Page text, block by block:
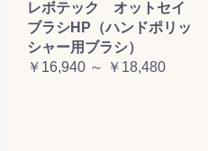
レボテック オットセイ
ブラシHP（ハンドポリッ
シャー用ブラシ）
￥16,940 ～ ￥18,480